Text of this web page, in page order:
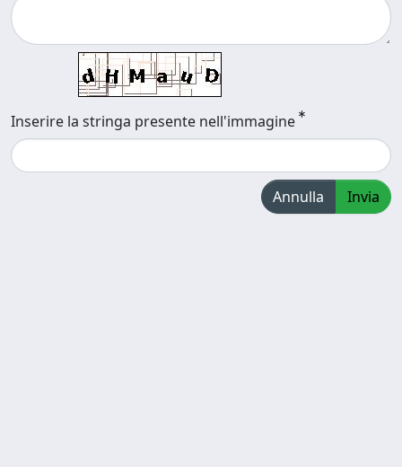
Inserire la stringa presente nell'immagine
Annulla Invia